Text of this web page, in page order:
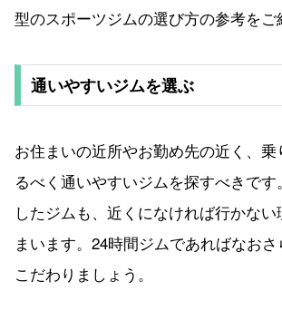
型のスポーツジムの選び方の参考をご
通いやすいジムを選ぶ
お住まいの近所やお勤め先の近く、
るべく通いやすいジムを探すべきで
したジムも、近くになければ行かな
まいます。24時間ジムであればなお
こだわりましょう。